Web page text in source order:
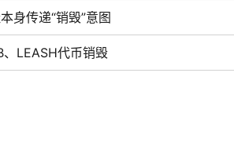
身传递“销毁”意图
、LEASH代币销毁